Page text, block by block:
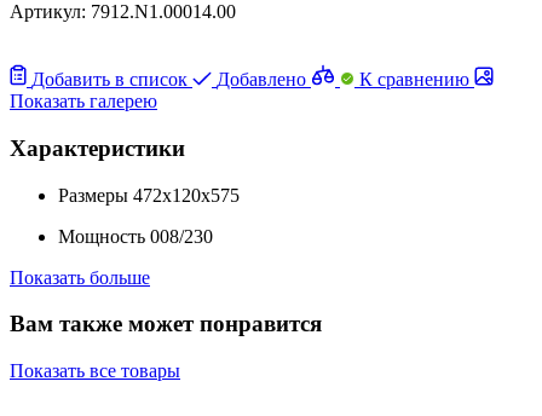
Артикул: 7912.N1.00014.00
Добавить в список Добавлено
К сравнению
Показать галерею
Характеристики
Размеры 472x120x575
Мощность 008/230
Показать больше
Вам также может понравится
Показать все товары